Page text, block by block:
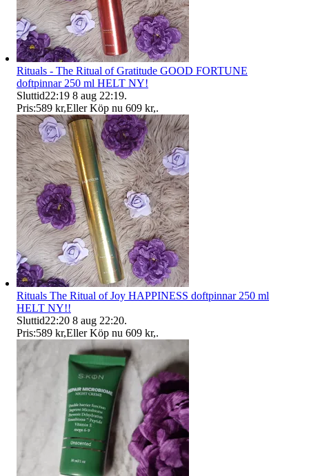
Rituals - The Ritual of Gratitude GOOD FORTUNE
doftpinnar 250 ml HELT NY!
Sluttid22:19 8 aug 22:19.
Pris:589 kr,Eller Köp nu 609 kr,.
Rituals The Ritual of Joy HAPPINESS doftpinnar 250 ml
HELT NY!!
Sluttid22:20 8 aug 22:20.
Pris:589 kr,Eller Köp nu 609 kr,.